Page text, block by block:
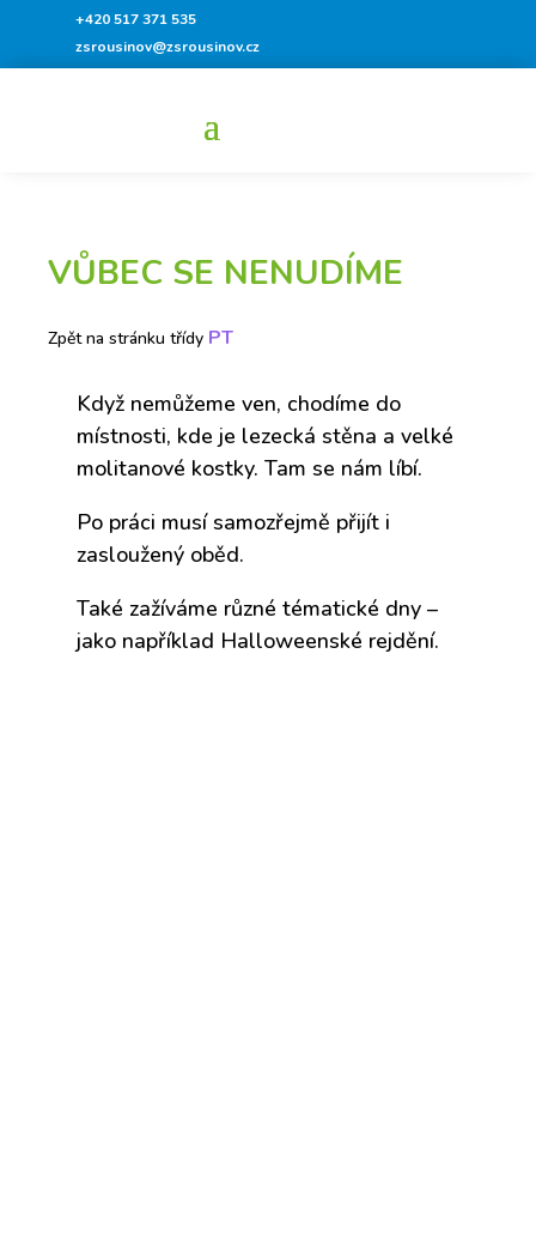
+420 517 371 535
zsrousinov@zsrousinov.cz
VŮBEC SE NENUDÍME
Zpět na stránku třídy PT
Když nemůžeme ven, chodíme do
místnosti, kde je lezecká stěna a velké
molitanové kostky. Tam se nám líbí.
Po práci musí samozřejmě přijít i
zasloužený oběd.
Také zažíváme různé tématické dny –
jako například Halloweenské rejdění.